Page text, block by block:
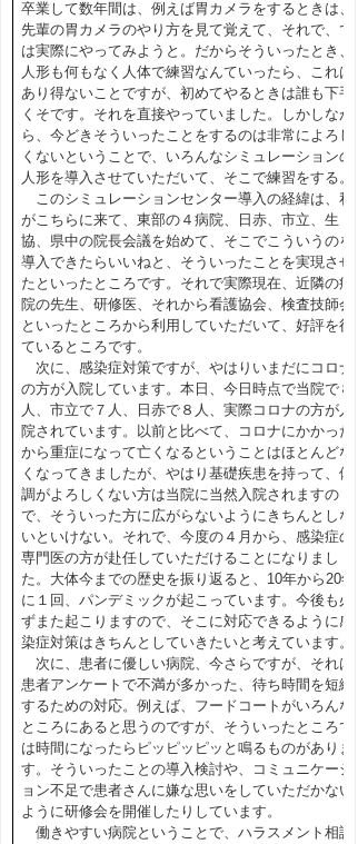
卒業して数年間は、例えば胃カメラをするときは、
先輩の胃カメラのやり方を見て覚えて、それで、で
は実際にやってみようと。だからそういったとき、
人形も何もなく人体で練習なんていったら、これは
あり得ないことですが、初めてやるときは誰も下手
くそです。それを直接やっていました。しかしなが
ら、今どきそういったことをするのは非常によろし
くないということで、いろんなシミュレーションの
人形を導入させていただいて、そこで練習をする。
このシミュレーションセンター導入の経緯は、私
がこちらに来て、東部の４病院、日赤、市立、生
協、県中の院長会議を始めて、そこでこういうのを
導入できたらいいねと、そういったことを実現させ
たといったところです。それで実際現在、近隣の病
院の先生、研修医、それから看護協会、検査技師会
といったところから利用していただいて、好評を得
ているところです。
次に、感染症対策ですが、やはりいまだにコロナ
の方が入院しています。本日、今日時点で当院で８
人、市立で７人、日赤で８人、実際コロナの方が入
院されています。以前と比べて、コロナにかかった
から重症になって亡くなるということはほとんどな
くなってきましたが、やはり基礎疾患を持って、体
調がよろしくない方は当院に当然入院されますの
で、そういった方に広がらないようにきちんとしな
いといけない。それで、今度の４月から、感染症の
専門医の方が赴任していただけることになりまし
た。大体今までの歴史を振り返ると、10年から20年
に１回、パンデミックが起こっています。今後も必
ずまた起こりますので、そこに対応できるように感
染症対策はきちんとしていきたいと考えています。
次に、患者に優しい病院、今さらですが、それは
患者アンケートで不満が多かった、待ち時間を短縮
するための対応。例えば、フードコートがいろんな
ところにあると思うのですが、そういったところで
は時間になったらピッピッピッと鳴るものがありま
す。そういったことの導入検討や、コミュニケーシ
ョン不足で患者さんに嫌な思いをしていただかない
ように研修会を開催したりしています。
働きやすい病院ということで、ハラスメント相談